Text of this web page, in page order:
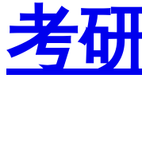
考